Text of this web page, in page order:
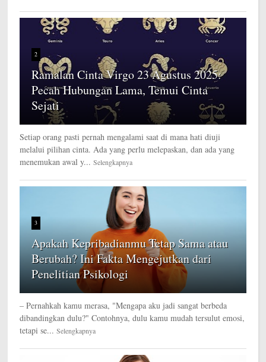
2
Ramalan Cinta Virgo 23 Agustus 2025:
Pecah Hubungan Lama, Temui Cinta
Sejati
Setiap orang pasti pernah mengalami saat di mana hati diuji
melalui pilihan cinta. Ada yang perlu melepaskan, dan ada yang
menemukan awal y... Selengkapnya
3
Apakah Kepribadianmu Tetap Sama atau
Berubah? Ini Fakta Mengejutkan dari
Penelitian Psikologi
– Pernahkah kamu merasa, "Mengapa aku jadi sangat berbeda
dibandingkan dulu?" Contohnya, dulu kamu mudah tersulut emosi,
tetapi se... Selengkapnya